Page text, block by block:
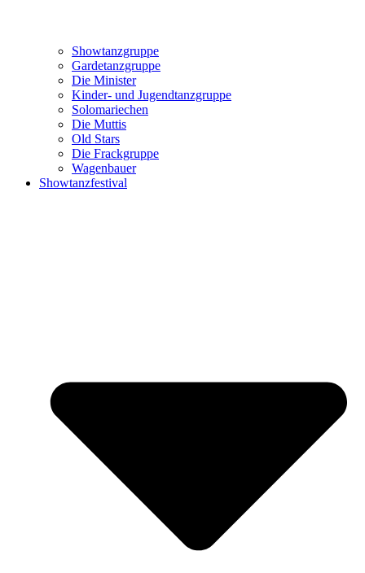
Showtanzgruppe
Gardetanzgruppe
Die Minister
Kinder- und Jugendtanzgruppe
Solomariechen
Die Muttis
Old Stars
Die Frackgruppe
Wagenbauer
Showtanzfestival